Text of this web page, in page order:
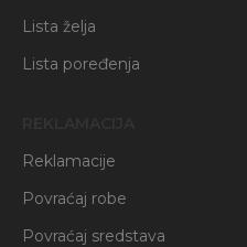
Lista želja
Lista poređenja
Reklamacije
Povraćaj robe
Povraćaj sredstava